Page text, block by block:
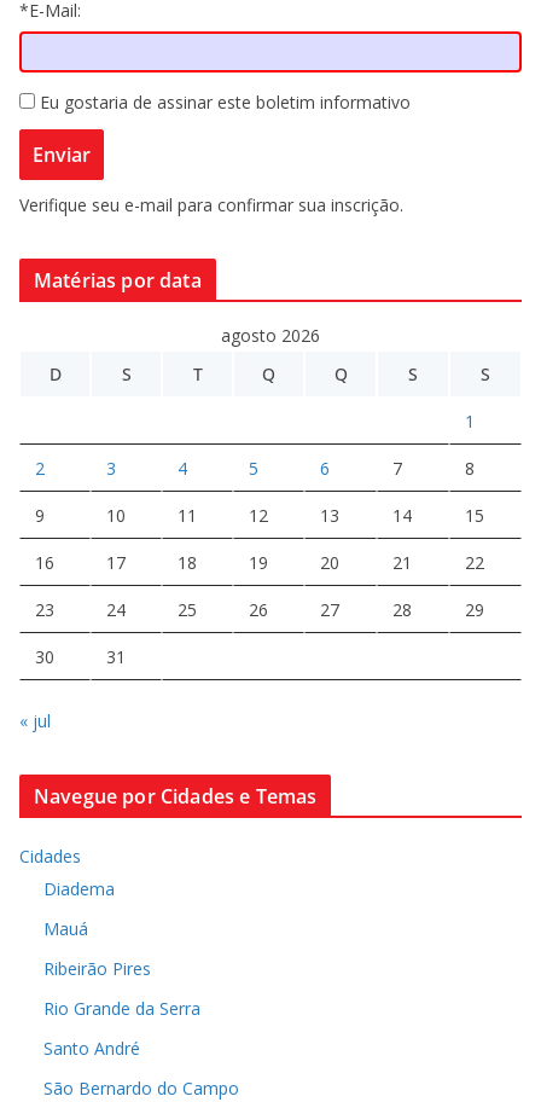
*E-Mail:
Eu gostaria de assinar este boletim informativo
Verifique seu e-mail para confirmar sua inscrição.
Matérias por data
agosto 2026
D
S T Q Q S S
1
2 3 4 5 6 7 8
9 10 11 12 13 14 15
16 17 18 19 20 21 22
23 24 25 26 27 28 29
30 31
« jul
Navegue por Cidades e Temas
Cidades
Diadema
Mauá
Ribeirão Pires
Rio Grande da Serra
Santo André
São Bernardo do Campo